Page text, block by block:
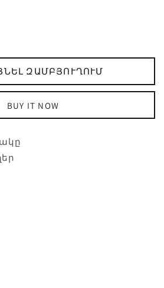
ԶԱՄԲՅՈՒՂՈՒՄ
BUY IT NOW